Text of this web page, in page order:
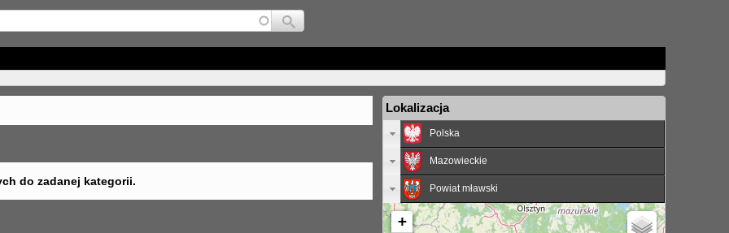
Jump to navigation
do zadanej kategorii.
Lokalizacja
Polska
Mazowieckie
Powiat mławski
+